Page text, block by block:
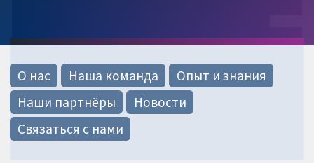
О нас Наша команда
Опыт и знания
Наши партнёры
Новости
Связаться с нами